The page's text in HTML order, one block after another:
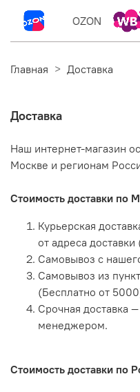
OZON
Главная Доставка
Доставка
Наш интернет-магазин
Москве и регионам
Стоимость доставки по
Курьерская
от адреса
Самовывоз с
Самовывоз из
(Бесплатно от
Срочная доставка
менеджером.
Стоимость доставки по